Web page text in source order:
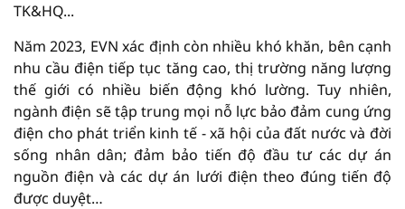
TK&HQ...
Năm 2023, EVN xác định còn nhiều khó khăn, bên cạnh
nhu cầu điện tiếp tục tăng cao, thị trường năng lượng
thế giới có nhiều biến động khó lường. Tuy nhiên,
ngành điện sẽ tập trung mọi nỗ lực bảo đảm cung ứng
điện cho phát triển kinh tế - xã hội của đất nước và đời
sống nhân dân; đảm bảo tiến độ đầu tư các dự án
nguồn điện và các dự án lưới điện theo đúng tiến độ
được duyệt…